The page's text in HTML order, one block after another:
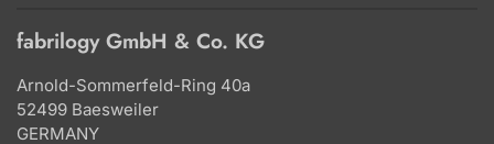
fabrilogy GmbH & Co. KG
Arnold-Sommerfeld-Ring 40a
52499 Baesweiler
GERMANY